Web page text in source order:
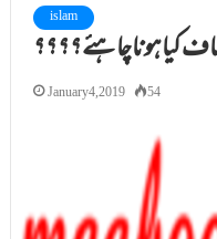
islam
January 4, 2019 54